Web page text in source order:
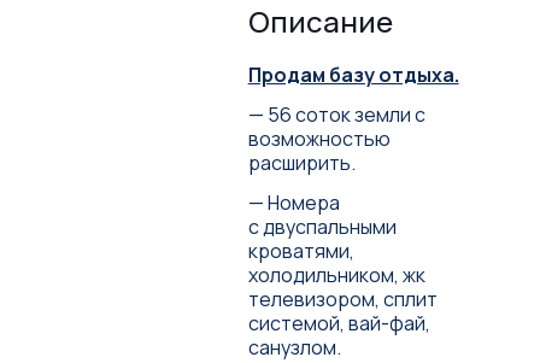
Описание
Продам базу отдыха.
— 56 соток земли с
возможностью
расширить.
— Номера
с двуспальными
кроватями,
холодильником, жк
телевизором, сплит
системой, вай-фай,
санузлом.